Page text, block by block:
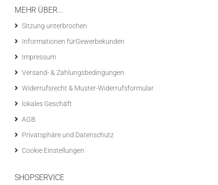
MEHR ÜBER...
Sitzung unterbrochen
Informationen fürGewerbekunden
Impressum
Versand- & Zahlungsbedingungen
Widerrufsrecht & Muster-Widerrufsformular
lokales Geschäft
AGB
Privatsphäre und Datenschutz
Cookie Einstellungen
SHOPSERVICE